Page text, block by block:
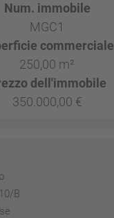
Num. immobile
MGC1
commerciale
250,00 m²
dell'immobile
350.000,00 €
B